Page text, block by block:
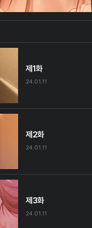
제1화
24.01.11
제2화
24.01.11
제3화
24.01.11